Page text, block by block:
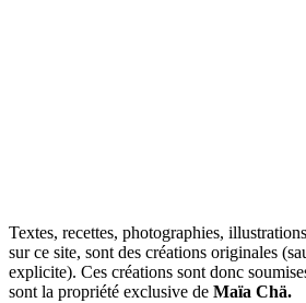
Textes, recettes, photographies,
sur ce site, sont des créations originales
explicite). Ces créations sont donc
sont la propriété exclusive de Maïa Chä.